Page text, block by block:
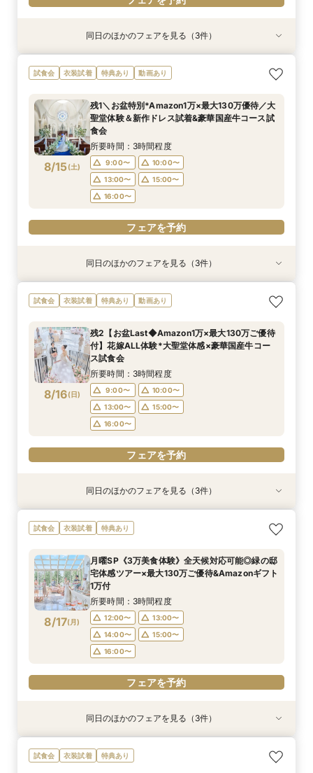
衣装試着 特典あり
8/14(金)
《挙式から披露宴までずっと一緒★》自由度抜群
♪ペット婚相談会
12:05〜
13:00〜
15:00〜
フェアを予約
衣装試着 特典あり
8/14(金)
【卒花人気*初めてにオススメ◎】ドレス1着無料
*安心相談会×絶品試食！
12:05〜
13:00〜
15:00〜
フェアを予約
衣装試着 特典あり
8/14(金)
＼パパママ&マタニティも安心★／ダンドリや予
算もイチから相談
12:05〜
13:00〜
15:00〜
フェアを予約
同日のほかのフェアを見る（3件）
試食会 衣装試着 特典あり 動画あり
8/15(土)
残1＼お盆特別*Amazon1万×最大130万優待／大
聖堂体験＆新作ドレス試着&豪華国産牛コース試
食会
所要時間：3時間程度
9:00〜
10:00〜
13:00〜
15:00〜
16:00〜
フェアを予約
衣装試着 特典あり
8/15(土)
＼パパママ&マタニティも安心★／ダンドリや予
算もイチから相談
9:05〜
13:30〜
15:00〜
フェアを予約
衣装試着 特典あり
8/15(土)
《挙式から披露宴までずっと一緒★》自由度抜群
♪ペット婚相談会
9:05〜
13:30〜
15:00〜
フェアを予約
衣装試着 特典あり
8/15(土)
【卒花人気*初めてにオススメ◎】ドレス1着無料
*安心相談会×絶品試食！
9:00〜
10:00〜
13:00〜
16:00〜
フェアを予約
同日のほかのフェアを見る（3件）
試食会 衣装試着 特典あり 動画あり
8/16(日)
残2【お盆Last◆Amazon1万×最大130万ご優待
付】花嫁ALL体験*大聖堂体感×豪華国産牛コー
ス試食会
所要時間：3時間程度
9:00〜
10:00〜
13:00〜
15:00〜
16:00〜
フェアを予約
衣装試着 特典あり
8/16(日)
＼パパママ&マタニティも安心★／ダンドリや予
算もイチから相談
9:05〜
13:30〜
15:00〜
フェアを予約
衣装試着 特典あり
8/16(日)
《挙式から披露宴までずっと一緒★》自由度抜群
♪ペット婚相談会
9:05〜
13:30〜
15:00〜
フェアを予約
衣装試着 特典あり
8/16(日)
【初めてでも◎】安心相談会×フレンチ試食×ド
レス1着無料
9:00〜
10:00〜
13:00〜
16:00〜
フェアを予約
同日のほかのフェアを見る（3件）
試食会 衣装試着 特典あり
8/17(月)
月曜SP《3万美食体験》全天候対応可能◎緑の邸
宅体感ツアー×最大130万ご優待&Amazonギフト
1万付
所要時間：3時間程度
12:00〜
13:00〜
14:00〜
15:00〜
16:00〜
フェアを予約
衣装試着 特典あり
《挙式から披露宴までずっと一緒★》自由度抜群
♪ペット婚相談会
衣装試着 特典あり
【卒花人気*初めてにオススメ◎】ドレス1着無料
*安心相談会×絶品試食！
衣装試着 特典あり
＼パパママ&マタニティも安心★／ダンドリや予
算もイチから相談
同日のほかのフェアを見る（3件）
試食会 衣装試着 特典あり